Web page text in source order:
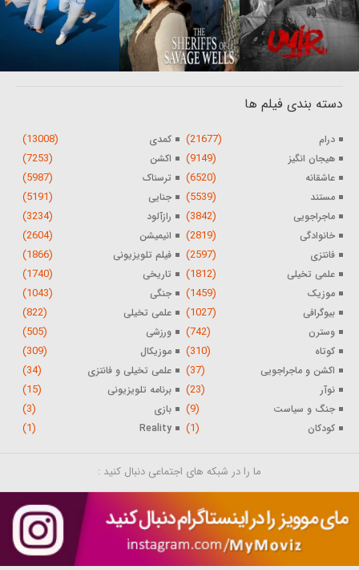
دسته بندی فیلم ها
درام (21677) کمدی (13008)
هیجان انگیز (9149) اکشن (7253)
عاشقانه (6520) ترسناک (5987)
مستند (5539) جنایی (5191)
ماجراجویی (3842) رازآلود (3234)
خانوادگی (2819) انیمیشن (2604)
فانتزی (2597) فیلم تلویزیونی (1866)
علمی تخیلی (1812) تاریخی (1740)
موزیک (1459) جنگی (1043)
بیوگرافی (1027) علمی تخیلی (822)
وسترن (742) ورزشی (505)
کوتاه (310) موزیکال (309)
اکشن و ماجراجویی (37) علمی تخیلی و فانتزی (34)
نوآر (23) برنامه تلویزیونی (15)
جنگ و سیاست (9) بازی (3)
کودکان (1)
Reality
(1)
ما را در شبکه های اجتماعی دنبال کنید :